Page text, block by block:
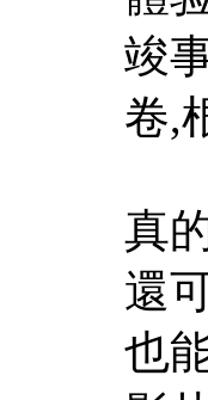
竣
卷,
真
還
也